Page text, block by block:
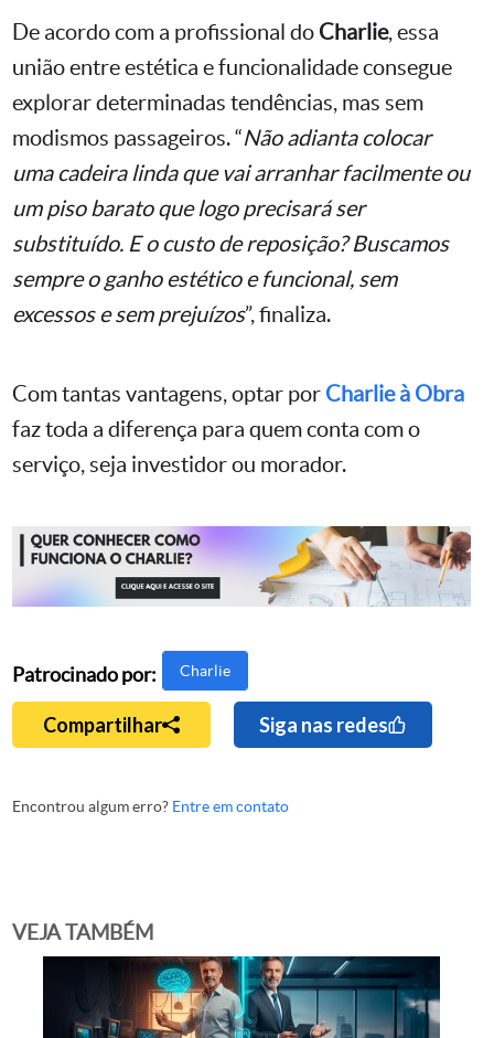
De acordo com a profissional do Charlie, essa
união entre estética e funcionalidade consegue
explorar determinadas tendências, mas sem
modismos passageiros. “Não adianta colocar
uma cadeira linda que vai arranhar facilmente ou
um piso barato que logo precisará ser
substituído. E o custo de reposição? Buscamos
sempre o ganho estético e funcional, sem
excessos e sem prejuízos”, finaliza.
Com tantas vantagens, optar por Charlie à Obra
faz toda a diferença para quem conta com o
serviço, seja investidor ou morador.
Patrocinado por: Charlie
Compartilhar Siga nas redes
Encontrou algum erro? Entre em contato
VEJA TAMBÉM